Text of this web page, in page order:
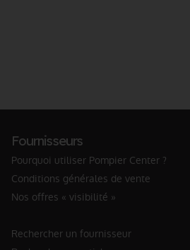
Fournisseurs
Pourquoi utiliser Pompier Center ?
Conditions générales de vente
Nos offres « visibilité »
Rechercher un fournisseur